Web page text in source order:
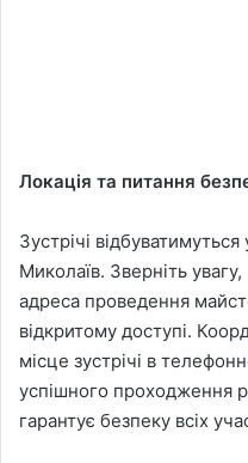
Локація та питання
Зустрічі
Миколаїв. Зверніть
адреса проведення
відкритому доступі.
місце зустрічі в
успішного проходження
гарантує безпеку всіх